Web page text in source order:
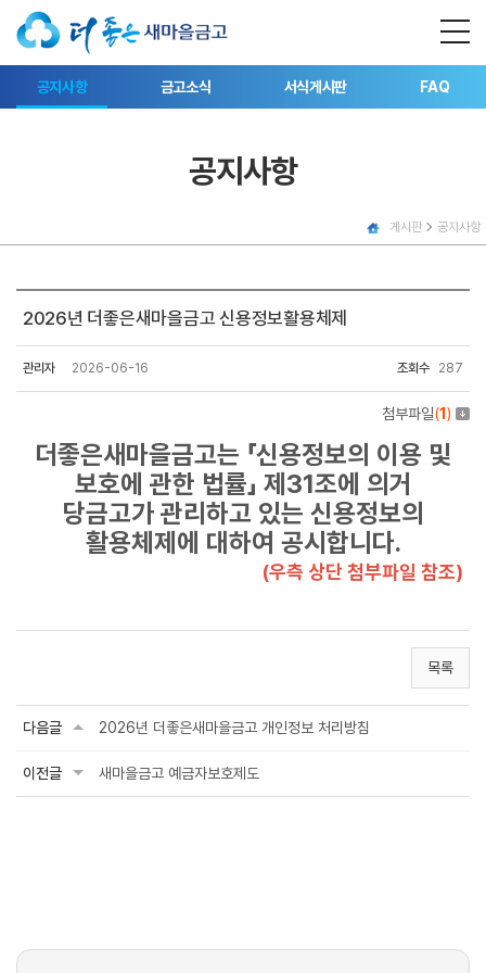
공지사항 금고소식 서식게시판 FAQ
공지사항
게시판 공지사항
2026년 더좋은새마을금고 신용정보활용체제
관리자 2026-06-16 조회수 287
첨부파일(1 )
더좋은새마을금고는 「신용정보의 이용 및
보호에 관한 법률」 제31조에 의거
당금고가 관리하고 있는 신용정보의
활용체제에 대하여 공시합니다.
(우측 상단 첨부파일 참조)
목록
다음글 2026년 더좋은새마을금고 개인정보 처리방침
이전글 새마을금고 예금자보호제도